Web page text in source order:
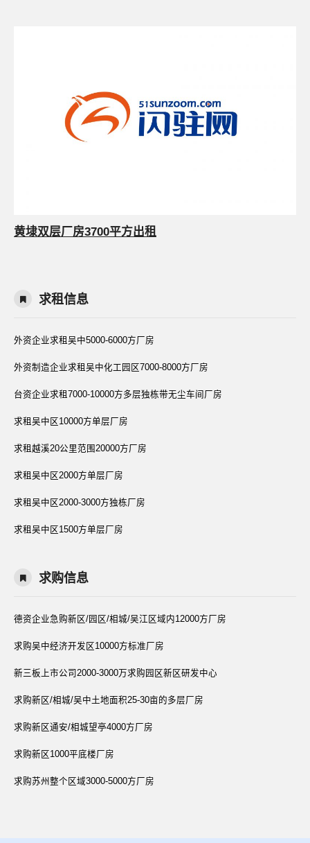
黄埭双层厂房3700平方出租
求租信息
外资企业求租吴中5000-6000方厂房
外资制造企业求租吴中化工园区7000-8000方厂房
台资企业求租7000-10000方多层独栋带无尘车间厂房
求租吴中区10000方单层厂房
求租越溪20公里范围20000方厂房
求租吴中区2000方单层厂房
求租吴中区2000-3000方独栋厂房
求租吴中区1500方单层厂房
求购信息
德资企业急购新区/园区/相城/吴江区域内12000方厂房
求购吴中经济开发区10000方标准厂房
新三板上市公司2000-3000万求购园区新区研发中心
求购新区/相城/吴中土地面积25-30亩的多层厂房
求购新区通安/相城望亭4000方厂房
求购新区1000平底楼厂房
求购苏州整个区域3000-5000方厂房